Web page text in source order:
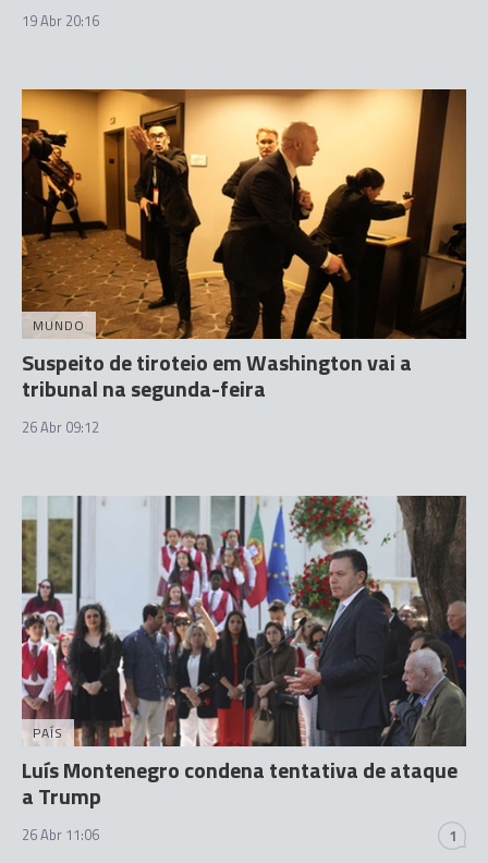
19 Abr 20:16
MUNDO
Suspeito de tiroteio em Washington vai a
tribunal na segunda-feira
26 Abr 09:12
PAÍS
Luís Montenegro condena tentativa de ataque
a Trump
26 Abr 11:06 1